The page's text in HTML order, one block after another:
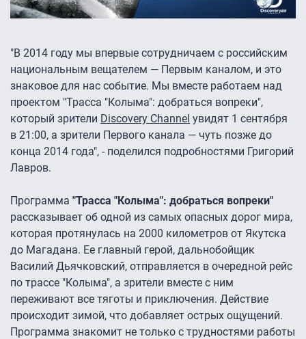
"В 2014 году мы впервые сотрудничаем с российским
национальным вещателем — Первым каналом, и это
знаковое для нас событие. Мы вместе работаем над
проектом "Трасса "Колыма": добраться вопреки",
который зрители Discovery Channel увидят 1 сентября
в 21:00, а зрители Первого канала — чуть позже до
конца 2014 года", - поделился подробностями Григорий
Лавров.
Программа "Трасса "Колыма": добраться вопреки"
рассказывает об одной из самых опасных дорог мира,
которая протянулась на 2000 километров от Якутска
до Магадана. Ее главный герой, дальнобойщик
Василий Дьячковский, отправляется в очередной рейс
по трассе "Колыма", а зрители вместе с ним
переживают все тяготы и приключения. Действие
происходит зимой, что добавляет острых ощущений.
Программа знакомит не только с трудностями работы